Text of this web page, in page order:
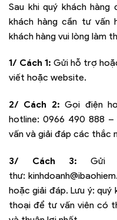
Sau khi quý khách
khách hàng cần tư vấn
khách hàng vui lòng làm
1/ Cách 1: Gửi hỗ trợ
viết hoặc website.
2/ Cách 2: Gọi điện
hotline: 0966 490 888 –
vấn và giải đáp các thắc
3/ Cách 3: Gửi
thư:
hoặc giải đáp. Lưu ý: quý
thoại để tư vấn viên có